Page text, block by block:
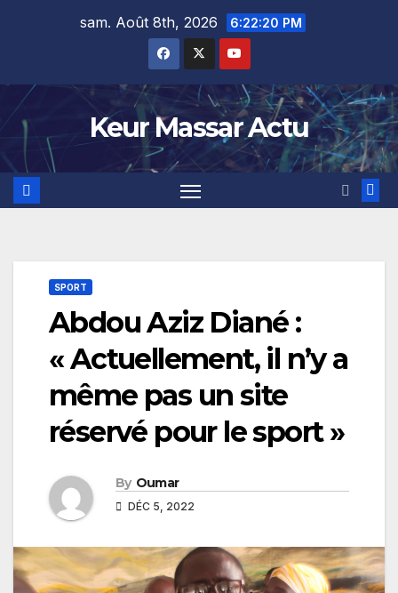
sam. Août 8th, 2026 6:22:20 PM
Keur Massar Actu
SPORT
Abdou Aziz Diané :
« Actuellement, il n’y a
même pas un site
réservé pour le sport »
By Oumar
DÉC 5, 2022